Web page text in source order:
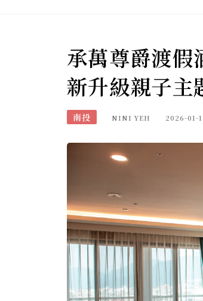
承萬尊爵渡假
新升級親子主
南投 NINI YEH 2026-01-